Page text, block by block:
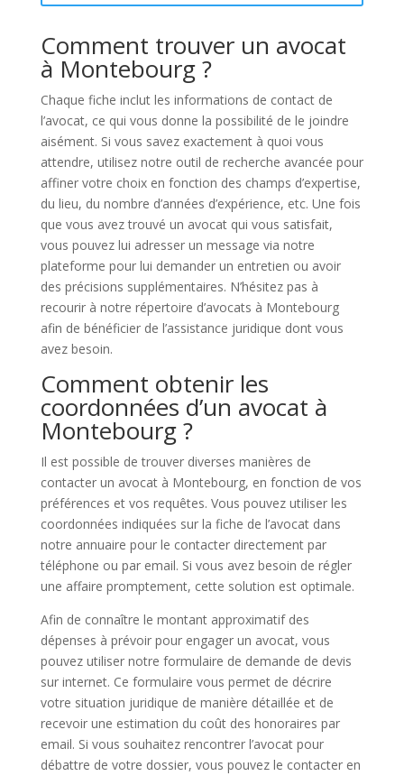
Comment trouver un avocat
à Montebourg ?
Chaque fiche inclut les informations de contact de
l’avocat, ce qui vous donne la possibilité de le joindre
aisément. Si vous savez exactement à quoi vous
attendre, utilisez notre outil de recherche avancée pour
affiner votre choix en fonction des champs d’expertise,
du lieu, du nombre d’années d’expérience, etc. Une fois
que vous avez trouvé un avocat qui vous satisfait,
vous pouvez lui adresser un message via notre
plateforme pour lui demander un entretien ou avoir
des précisions supplémentaires. N’hésitez pas à
recourir à notre répertoire d’avocats à Montebourg
afin de bénéficier de l’assistance juridique dont vous
avez besoin.
Comment obtenir les
coordonnées d’un avocat à
Montebourg ?
Il est possible de trouver diverses manières de
contacter un avocat à Montebourg, en fonction de vos
préférences et vos requêtes. Vous pouvez utiliser les
coordonnées indiquées sur la fiche de l’avocat dans
notre annuaire pour le contacter directement par
téléphone ou par email. Si vous avez besoin de régler
une affaire promptement, cette solution est optimale.
Afin de connaître le montant approximatif des
dépenses à prévoir pour engager un avocat, vous
pouvez utiliser notre formulaire de demande de devis
sur internet. Ce formulaire vous permet de décrire
votre situation juridique de manière détaillée et de
recevoir une estimation du coût des honoraires par
email. Si vous souhaitez rencontrer l’avocat pour
débattre de votre dossier, vous pouvez le contacter en